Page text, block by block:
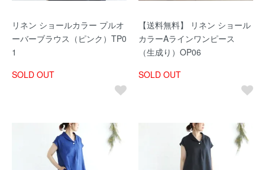
リネン ショールカラー プルオ
ーバーブラウス（ピンク）TP0
1
SOLD OUT
【送料無料】 リネン ショール
カラーAラインワンピース
（生成り）OP06
SOLD OUT